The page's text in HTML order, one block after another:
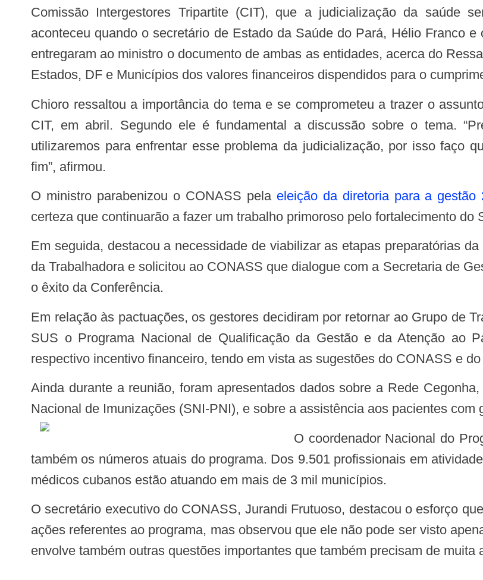
Comissão Intergestores Tripartite (CIT), que a judicialização da saúde
aconteceu quando o secretário de Estado da Saúde do Pará, Hélio Franco
entregaram ao ministro o documento de ambas as entidades, acerca do
Estados, DF e Municípios dos valores financeiros dispendidos para o
Chioro ressaltou a importância do tema e se comprometeu a trazer o assunto como pauta principal para a próxima reunião da
CIT, em abril. Segundo ele é fundamental a discussão sobre o tema.
utilizaremos para enfrentar esse problema da judicialização, por isso faço
fim”, afirmou.
O ministro parabenizou o CONASS pela eleição da diretoria para a gestão
certeza que continuarão a fazer um trabalho primoroso pelo fortalecimento do
Em seguida, destacou a necessidade de viabilizar as etapas preparatórias da Conferência Nacional de Saúde do Trabalhador e
da Trabalhadora e solicitou ao CONASS que dialogue com a Secretaria de
o êxito da Conferência.
Em relação às pactuações, os gestores decidiram por retornar ao Grupo de Trabalho da CIT, a portaria que institui no âmbito do
SUS o Programa Nacional de Qualificação da Gestão e da Atenção ao
respectivo incentivo financeiro, tendo em vista as sugestões do CONASS e
Ainda durante a reunião, foram apresentados dados sobre a Rede Cegonha, sobre os avanços na implementação do Sistema
Nacional de Imunizações (SNI-PNI), e sobre a assistência aos pacientes com
O coordenador Nacional do Programa Mais Médicos, Felipe Proenço, apresentou
também os números atuais do programa. Dos 9.501 profissionais em
médicos cubanos estão atuando em mais de 3 mil municípios.
O secretário executivo do CONASS, Jurandi Frutuoso, destacou o esforço que os estados têm feito ao apoiar os municípios nas
ações referentes ao programa, mas observou que ele não pode ser visto
envolve também outras questões importantes que também precisam de